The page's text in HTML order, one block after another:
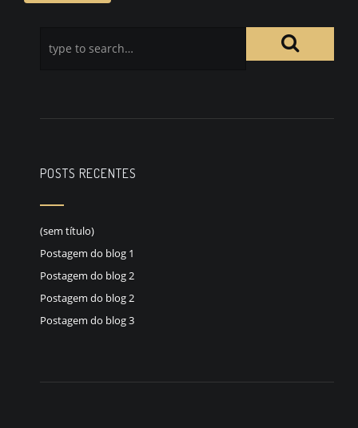
POSTS RECENTES
(sem título)
Postagem do blog 1
Postagem do blog 2
Postagem do blog 2
Postagem do blog 3